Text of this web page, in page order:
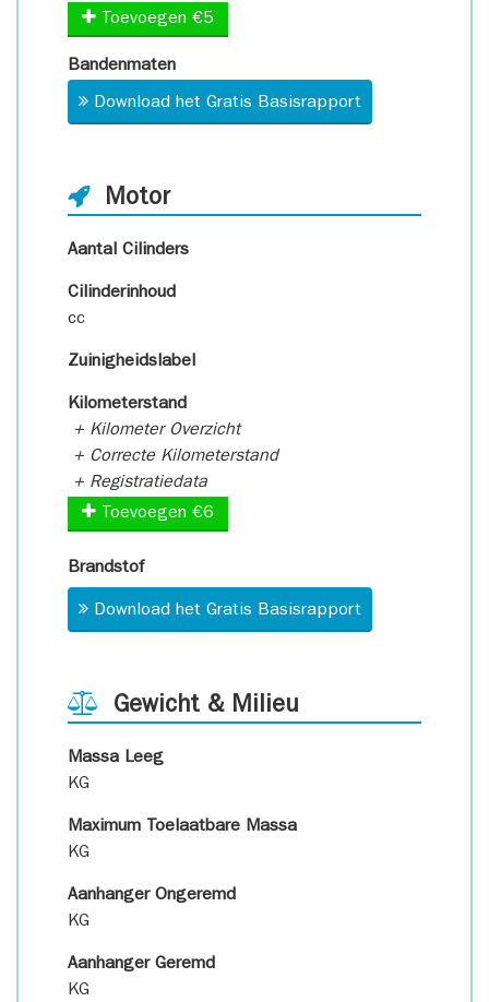
Toevoegen €5
Bandenmaten
Download het Gratis Basisrapport
Motor
Aantal Cilinders
Cilinderinhoud
cc
Zuinigheidslabel
Kilometerstand
+ Kilometer Overzicht
+ Correcte Kilometerstand
+ Registratiedata
Toevoegen €6
Brandstof
Download het Gratis Basisrapport
Gewicht & Milieu
Massa Leeg
KG
Maximum Toelaatbare Massa
KG
Aanhanger Ongeremd
KG
Aanhanger Geremd
KG